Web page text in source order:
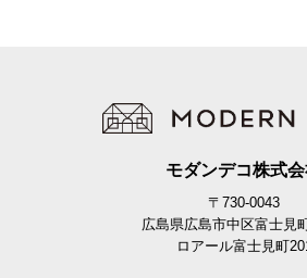
モダンデコ株式
〒730-0043
広島県広島市中区富士見
ロアール富士見町